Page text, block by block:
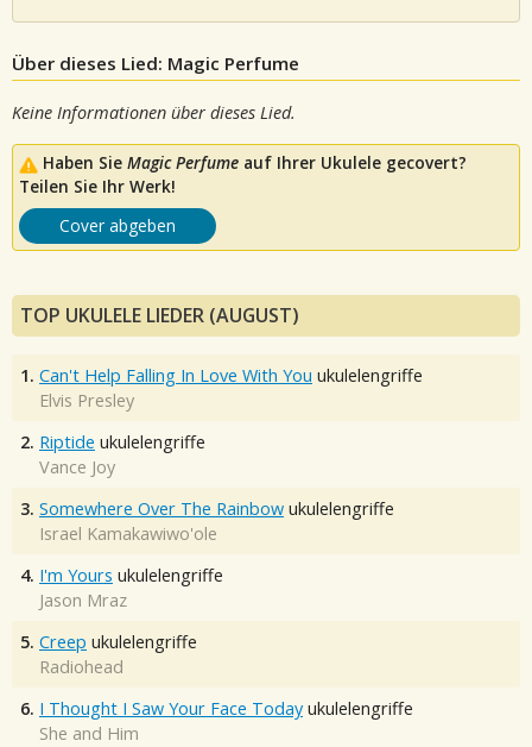
Über dieses Lied: Magic Perfume
Keine Informationen über dieses Lied.
Haben Sie Magic Perfume auf Ihrer Ukulele gecovert?
Teilen Sie Ihr Werk!
Cover abgeben
TOP UKULELE LIEDER (AUGUST)
1. Can't Help Falling In Love With You ukulelengriffe
Elvis Presley
2. Riptide ukulelengriffe
Vance Joy
3. Somewhere Over The Rainbow ukulelengriffe
Israel Kamakawiwo'ole
4. I'm Yours ukulelengriffe
Jason Mraz
5. Creep ukulelengriffe
Radiohead
6. I Thought I Saw Your Face Today ukulelengriffe
She and Him